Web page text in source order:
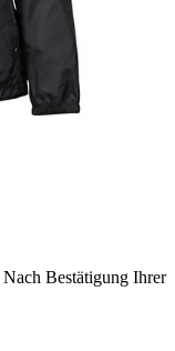
Nach Bestätigung Ihrer